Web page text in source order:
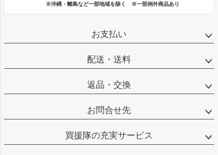
※沖縄・離島など一部地域を除く ※一部例外商品あり
お支払い
配送・送料
返品・交換
お問合せ先
買援隊の充実サービス